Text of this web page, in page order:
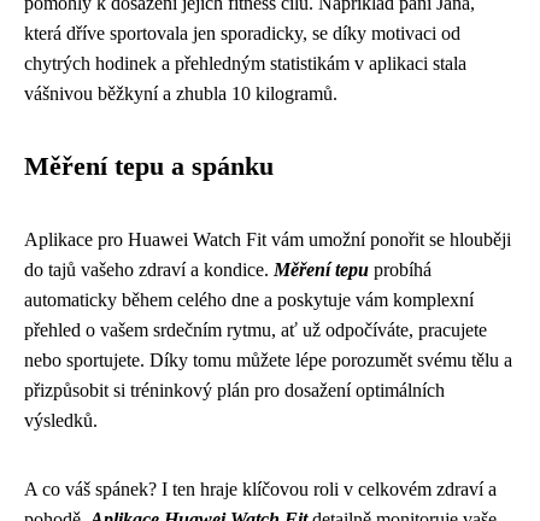
která dříve sportovala jen sporadicky, se díky motivaci od
chytrých hodinek a přehledným statistikám v aplikaci stala
vášnivou běžkyní a zhubla 10 kilogramů.
Měření tepu a spánku
Aplikace pro Huawei Watch Fit vám umožní ponořit se hlouběji
do tajů vašeho zdraví a kondice. Měření tepu probíhá
automaticky během celého dne a poskytuje vám komplexní
přehled o vašem srdečním rytmu, ať už odpočíváte, pracujete
nebo sportujete. Díky tomu můžete lépe porozumět svému tělu a
přizpůsobit si tréninkový plán pro dosažení optimálních
výsledků.
A co váš spánek? I ten hraje klíčovou roli v celkovém zdraví a